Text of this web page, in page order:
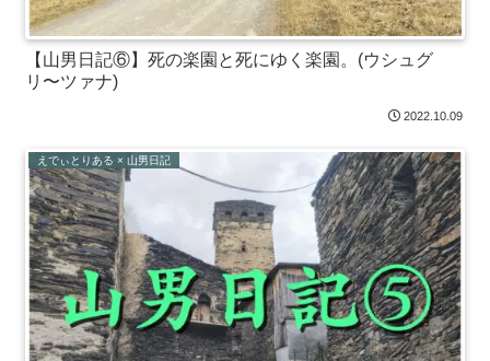
【山男日記⑥】死の楽園と死にゆく楽園。(ウシュグ
リ〜ツァナ)
2022.10.09
えでぃとりある × 山男日記